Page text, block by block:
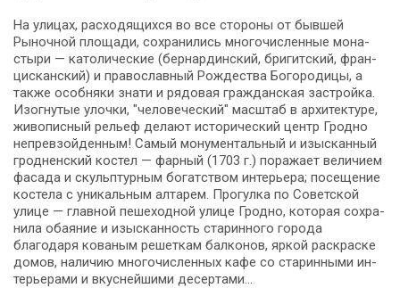
На ули­цах, рас­хо­дя­щих­ся во все сто­ро­ны от быв­шей
Рыночной пло­ща­ди, со­хра­ни­лись мно­го­чис­лен­ные мо­на­
сты­ри — ка­то­ли­че­ские (бер­нар­дин­ский, бри­гит­ский, фран­
цис­кан­ский) и пра­во­слав­ный Рож­де­ства Бо­го­ро­ди­цы, а
так­же особ­ня­ки зна­ти и ря­до­вая граж­дан­ская за­строй­ка.
Изогнутые улоч­ки, "че­ло­ве­че­ский" мас­штаб в ар­хи­тек­ту­ре,
жи­во­пис­ный ре­льеф де­ла­ют ис­то­ри­че­ский центр Грод­но
непревзойденным! Са­мый мо­ну­мен­таль­ный и изыс­кан­ный
грод­нен­ский ко­стел — фарный (1703 г.) по­ра­жа­ет ве­ли­чи­ем
фа­са­да и скульп­тур­ным бо­гат­ством ин­те­рье­ра; посещение
ко­сте­ла с уни­каль­ным ал­та­рем. Прогулка по Советской
ули­це — глав­ной пе­ше­ход­ной ули­це Грод­но, ко­то­рая со­хра­
ни­ла оба­я­ние и изыс­кан­ность ста­рин­но­го го­ро­да
благодаря ко­ва­ным ре­шет­кам бал­ко­нов, яр­кой рас­крас­ке
до­мов, на­ли­чию мно­го­чис­лен­ных ка­фе со ста­рин­ны­ми ин­
те­рье­ра­ми и вкус­ней­ши­ми де­сер­та­ми…